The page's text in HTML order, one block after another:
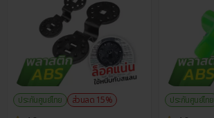
ประกันศูนย์ไทย
ส่วนลด 15%
ประกันศูนย์ไทย